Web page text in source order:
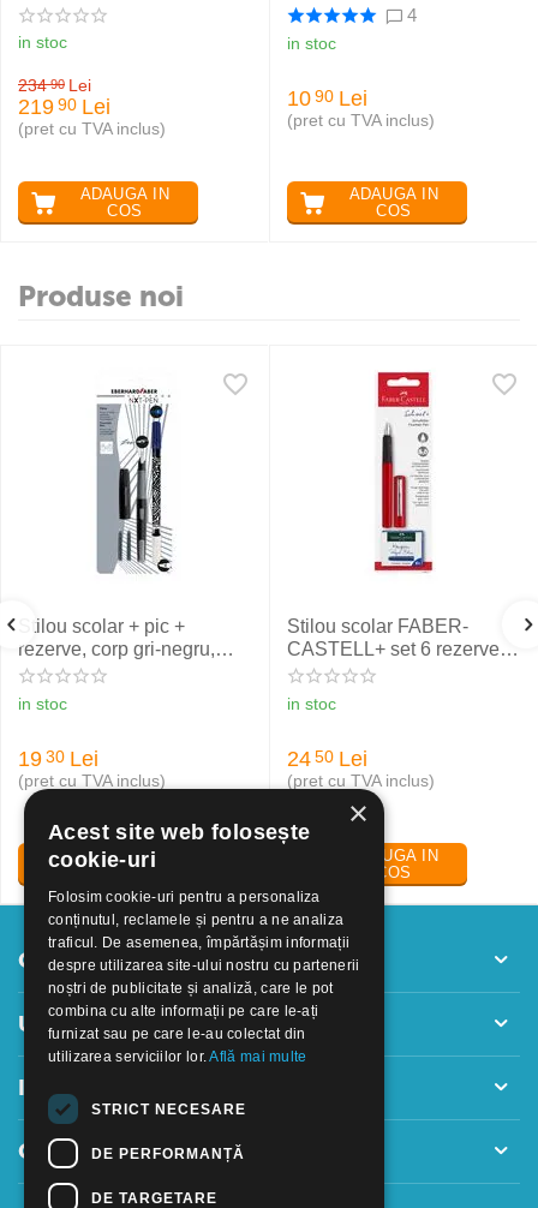
in stoc
234 90 Lei
219 90 Lei
(pret cu TVA inclus)
ADAUGA IN
COS
4
in stoc
10 90 Lei
(pret cu TVA inclus)
ADAUGA IN
COS
Produse noi
Stilou scolar + pic +
rezerve, corp gri-negru,
NXT Eberhard Faber
in stoc
19 30 Lei
(pret cu TVA inclus)
ADAUGA IN
COS
Stilou scolar FABER-
CASTELL+ set 6 rezerve,
rosu
in stoc
24 50 Lei
(pret cu TVA inclus)
ADAUGA IN
COS
Contul meu
Utile
Informatii
Contact
×
Acest site web folosește
cookie-uri
Folosim cookie-uri pentru a personaliza
conținutul, reclamele și pentru a ne analiza
traficul. De asemenea, împărtășim informații
despre utilizarea site-ului nostru cu partenerii
noștri de publicitate și analiză, care le pot
combina cu alte informații pe care le-ați
furnizat sau pe care le-au colectat din
utilizarea serviciilor lor.Află mai multe
STRICT NECESARE
DE PERFORMANȚĂ
DE TARGETARE